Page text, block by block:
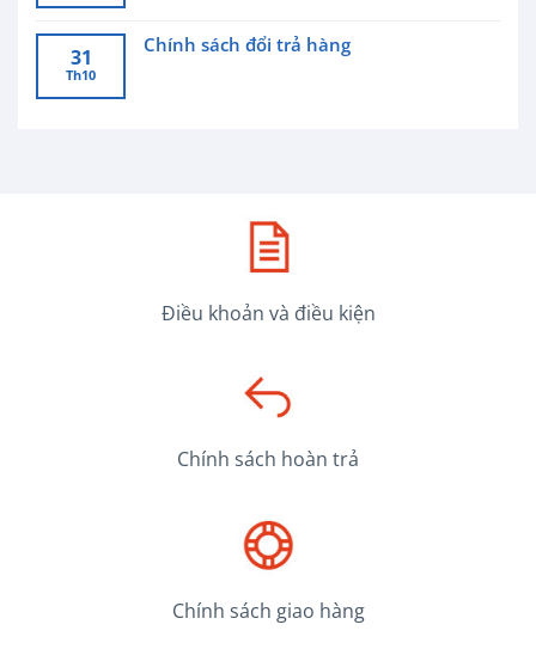
31
Th10
Chính sách đổi trả hàng
Điều khoản và điều kiện
Chính sách hoàn trả
Chính sách giao hàng